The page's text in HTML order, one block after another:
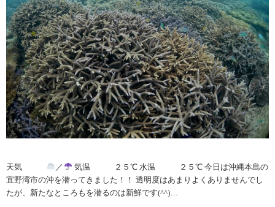
天気 ／
気温 ２５℃ 水温 ２５℃ 今日は沖縄本島の
宜野湾市の沖を潜ってきました！！ 透明度はあまりよくありませんでし
たが、新たなところもを潜るのは新鮮です(^^)…